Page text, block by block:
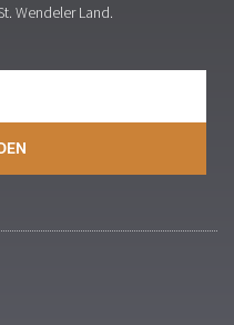
Wendeler Land.